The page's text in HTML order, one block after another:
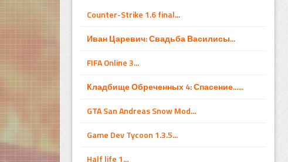
Counter-Strike 1.6 final...
Иван Царевич: Свадьба Василисы...
FIFA Online 3...
Кладбище Обреченных 4: Спасение......
GTA San Andreas Snow Mod...
Game Dev Tycoon 1.3.5...
Half life 1...